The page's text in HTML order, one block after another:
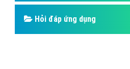
Hỏi đáp ứng dụng